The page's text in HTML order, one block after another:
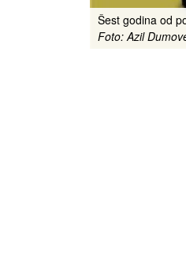
Šest godina od
Foto: Azil